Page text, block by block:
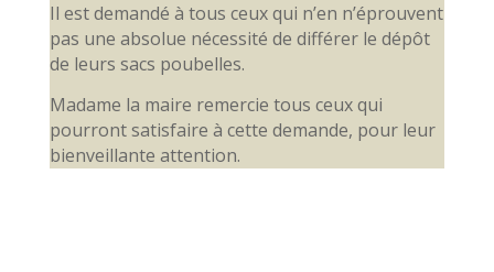
Il est demandé à tous ceux qui n’en n’éprouvent
pas une absolue nécessité de différer le dépôt
de leurs sacs poubelles.
Madame la maire remercie tous ceux qui
pourront satisfaire à cette demande, pour leur
bienveillante attention.